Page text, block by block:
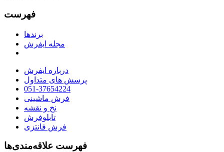
فهرست
برندها
مجله ایفرش
درباره ایفرش
پرسش های متداول
051-37654224
فرش ماشینی
نخ و نقشه
تابلوفرش
فرش فانتزی
فهرست علاقه‌مندی‌ها